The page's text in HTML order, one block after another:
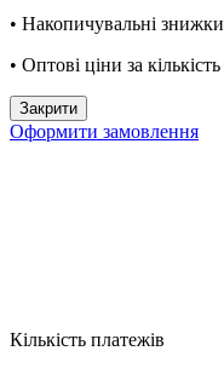
• Накопичувальні знижки
• Оптові ціни за кількість
Закрити
Оформити замовлення
Кількість платежів